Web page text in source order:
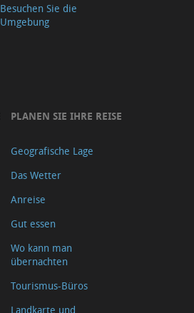
Besuchen Sie die
Umgebung
PLANEN SIE IHRE REISE
Geografische Lage
Das Wetter
Anreise
Gut essen
Wo kann man
übernachten
Tourismus-Büros
Landkarte und